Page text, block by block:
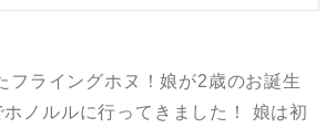
フライングホヌ！娘が2歳のお誕生
ノルルに行ってきました！
娘は初